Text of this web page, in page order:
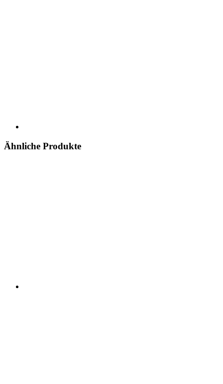
Ähnliche Produkte